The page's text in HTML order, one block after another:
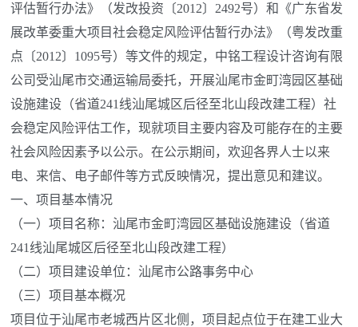
评估暂行办法》（发改投资〔2012〕2492号）和《广东省发
展改革委重大项目社会稳定风险评估暂行办法》（粤发改重
点〔2012〕1095号）等文件的规定，中铭工程设计咨询有限
公司受汕尾市交通运输局委托，开展汕尾市金町湾园区基础
设施建设（省道241线汕尾城区后径至北山段改建工程）社
会稳定风险评估工作，现就项目主要内容及可能存在的主要
社会风险因素予以公示。在公示期间，欢迎各界人士以来
电、来信、电子邮件等方式反映情况，提出意见和建议。
一、项目基本情况
（一）项目名称：汕尾市金町湾园区基础设施建设（省道
241线汕尾城区后径至北山段改建工程）
（二）项目建设单位：汕尾市公路事务中心
（三）项目基本概况
项目位于汕尾市老城西片区北侧，项目起点位于在建工业大